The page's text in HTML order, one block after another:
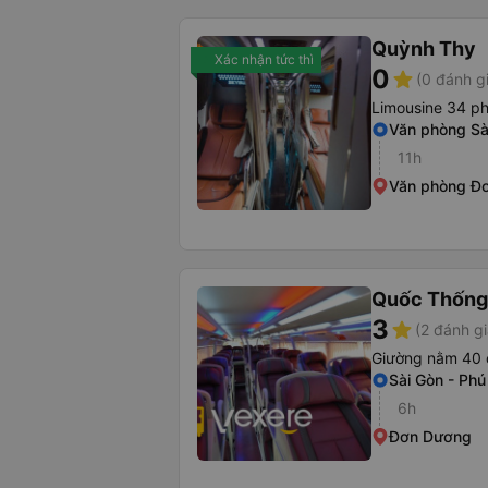
Xác nhận tức thì Quỳnh Thy
0star (0 đánh
Limousine 34
Văn phòng
11h
Văn phòng
Quốc Thống
3star (2 đánh
Giường nằm 40
Sài Gòn -
6h
Đơn Dương